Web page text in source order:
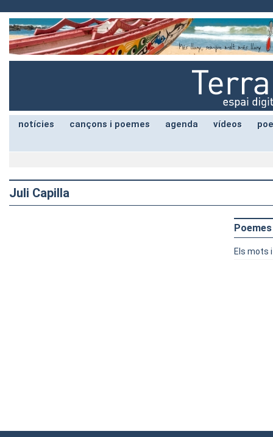
notícies cançons i poemes agenda vídeos
Juli Capilla
Poemes
Els mots